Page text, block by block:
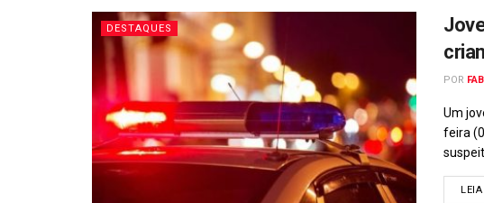
DESTAQUES
POR
Um
feira